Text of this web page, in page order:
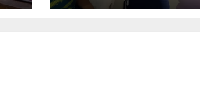
Mario Briceño Iragorry